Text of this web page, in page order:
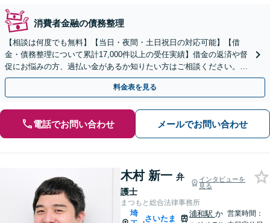
消費者金融の債務整理
【相談は何度でも無料】【当日・夜間・土日祝日の対応可能】【借
金・債務整理について累計17,000件以上の受任実績】借金の返済や督
促にお悩みの方、過払い金があるか知りたい方はご相談ください。ベ
ストな解決策を提案いたします。
料金表を見る
電話でお問い合わせ メールでお問い合わせ
木村 新一 弁
護士
インタビューを
見る
まつもと総合法律事務所
埼
さいたま
浦和駅 か 営業時間：